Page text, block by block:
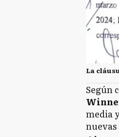
La
Según
media
nuevas